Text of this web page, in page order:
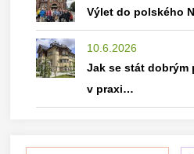
Výlet do polského
10.6.2026
Jak se stát dobrým
v praxi…